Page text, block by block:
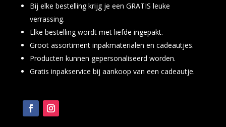
Bij elke bestelling krijg je een GRATIS leuke
verrassing.
Elke bestelling wordt met liefde ingepakt.
Groot assortiment inpakmaterialen en cadeautjes.
Producten kunnen gepersonaliseerd worden.
Gratis inpakservice bij aankoop van een cadeautje.